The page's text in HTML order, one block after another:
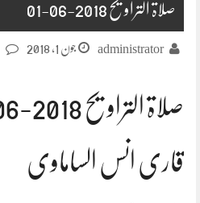
صلاۃ التراویح 2018-06-01
administrator جون 1, 2018
صلاۃ التراویح 2018-06-01
قاری انس الساماوی